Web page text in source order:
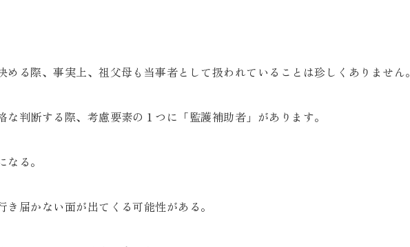
る際、事実上、祖父母も当事者として扱われていることは珍しくありません。
判断する際、考慮要素の１つに「監護補助者」があります。
る。
届かない面が出てくる可能性がある。